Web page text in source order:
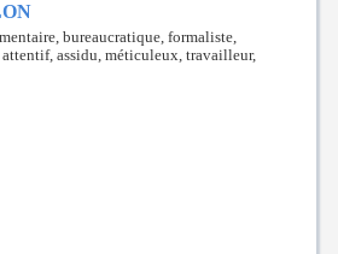
bureaucratique, formaliste,
assidu, méticuleux, travailleur,